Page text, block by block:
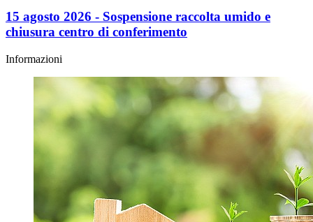
15 agosto 2026 - Sospensione raccolta umido e
chiusura centro di conferimento
Informazioni